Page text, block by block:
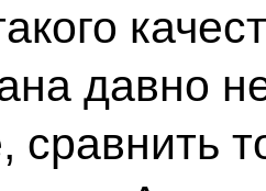
давно
сравнить